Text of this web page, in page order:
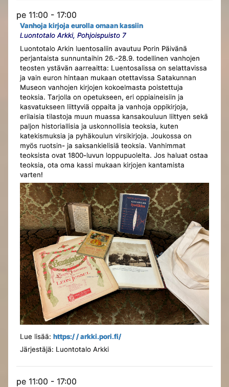
pe 11:00 - 17:00
Vanhoja kirjoja eurolla omaan kassiin
Luontotalo Arkki, Pohjoispuisto 7
Luontotalo Arkin luentosaliin avautuu Porin Päivänä
perjantaista sunnuntaihin 26.-28.9. todellinen vanhojen
teosten ystävän aarreaitta: Luentosalissa on selattavissa
ja vain euron hintaan mukaan otettavissa Satakunnan
Museon vanhojen kirjojen kokoelmasta poistettuja
teoksia. Tarjolla on opetukseen, eri oppiaineisiin ja
kasvatukseen liittyviä oppaita ja vanhoja oppikirjoja,
erilaisia tilastoja muun muassa kansakouluun liittyen sekä
paljon historiallisia ja uskonnollisia teoksia, kuten
katekismuksia ja pyhäkoulun virsikirjoja. Joukossa on
myös ruotsin- ja saksankielisiä teoksia. Vanhimmat
teoksista ovat 1800-luvun loppupuolelta. Jos haluat ostaa
teoksia, ota oma kassi mukaan kirjojen kantamista
varten!
Lue lisää: https:/ / arkki.pori.fi/
Järjestäjä: Luontotalo Arkki
pe 11:00 - 17:00